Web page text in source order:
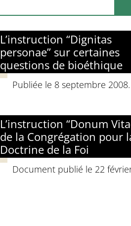
L’instruction “Dignitas
personae” sur certaines
questions de bioéthique
Publiée le 8 septembre 2008.
L’instruction “Donum
de la Congrégation pour
Doctrine de la Foi
Document publié le 22